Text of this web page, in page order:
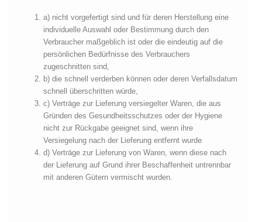
a) nicht vorgefertigt sind und für deren Herstellung eine
individuelle Auswahl oder Bestimmung durch den
Verbraucher maßgeblich ist oder die eindeutig auf die
persönlichen Bedürfnisse des Verbrauchers
zugeschnitten sind,
b) die schnell verderben können oder deren Verfallsdatum
schnell überschritten würde,
c) Verträge zur Lieferung versiegelter Waren, die aus
Gründen des Gesundheitsschutzes oder der Hygiene
nicht zur Rückgabe geeignet sind, wenn ihre
Versiegelung nach der Lieferung entfernt wurde
d) Verträge zur Lieferung von Waren, wenn diese nach
der Lieferung auf Grund ihrer Beschaffenheit untrennbar
mit anderen Gütern vermischt wurden.